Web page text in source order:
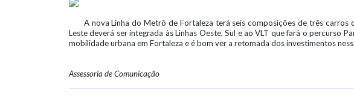
A nova Linha do Metrô de Fortaleza terá seis composições de três
Leste deverá ser integrada às Linhas Oeste, Sul e ao VLT que fará o percurso
mobilidade urbana em Fortaleza e é bom ver a retomada dos investimentos
Assessoria de Comunicação